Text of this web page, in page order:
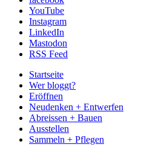
YouTube
Instagram
LinkedIn
Mastodon
RSS Feed
Startseite
Wer bloggt?
Eröffnen
Neudenken + Entwerfen
Abreissen + Bauen
Ausstellen
Sammeln + Pflegen